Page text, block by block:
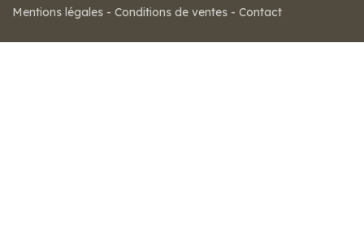
Mentions légales - Conditions de ventes - Contact